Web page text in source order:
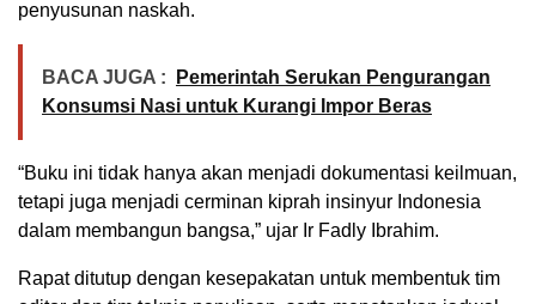
penyusunan naskah.
BACA JUGA :
Pemerintah Serukan Pengurangan
Konsumsi Nasi untuk Kurangi Impor Beras
“Buku ini tidak hanya akan menjadi dokumentasi keilmuan,
tetapi juga menjadi cerminan kiprah insinyur Indonesia
dalam membangun bangsa,” ujar Ir Fadly Ibrahim.
Rapat ditutup dengan kesepakatan untuk membentuk tim